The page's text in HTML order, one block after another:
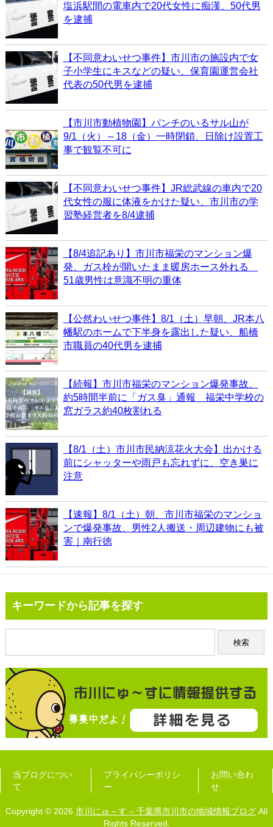
塩浜駅間の電車内で20代女性に痴漢、50代男
を逮捕
【不同意わいせつ事件】市川市の施設内で女
子小学生にキスなどの疑い、保育園運営会社
代表の50代男を逮捕
【市川市動植物園】パンチのいるサル山が
9/1（火）～18（金）一時閉鎖、日除け設置工
事で観覧不可に
【不同意わいせつ事件】JR総武線の車内で20
代女性の服に体液をかけた疑い、市川市の学
習塾経営者を8/4逮捕
【8/4追記あり】市川市福栄のマンション爆
発、ガス栓が開いたまま暖房ホース外れる
51歳男性は意識不明の重体
【公然わいせつ事件】8/1（土）早朝、JR本八
幡駅のホームで下半身を露出した疑い、船橋
市職員の40代男を逮捕
【続報】市川市福栄のマンション爆発事故、
約5時間半前に「ガス臭」通報 福栄中学校の
窓ガラス約40枚割れる
【8/1（土）市川市民納涼花火大会】出かける
前にシャッターや雨戸も忘れずに、空き巣に
注意
【速報】8/1（土）朝、市川市福栄のマンショ
ンで爆発事故、男性2人搬送・周辺建物にも被
害｜南行徳
キーワードから記事を探す
当ブログについ
て
プライバシーポリシ
ー
お問い合わ
せ
Copyright © 2026 市川にゅ～す – 千葉県市川市の地域情報ブログ All
Rights Reserved.